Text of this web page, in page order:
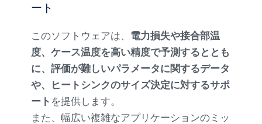
ート
このソフトウェアは、 電力損失や接合部温
度、ケース温度を高い精度で予測するととも
に、評価が難しいパラメータに関するデータ
や、ヒートシンクのサイズ決定に対するサポ
ート を提供します。
また、幅広い複雑なアプリケーションのミッ